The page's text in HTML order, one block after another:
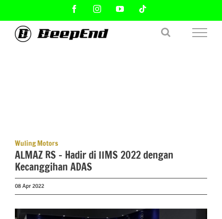
content
FacebookInstagramYouTube
Wuling Motors
ALMAZ RS – Hadir di IIMS 2022 dengan
Kecanggihan ADAS
08 Apr 2022
View